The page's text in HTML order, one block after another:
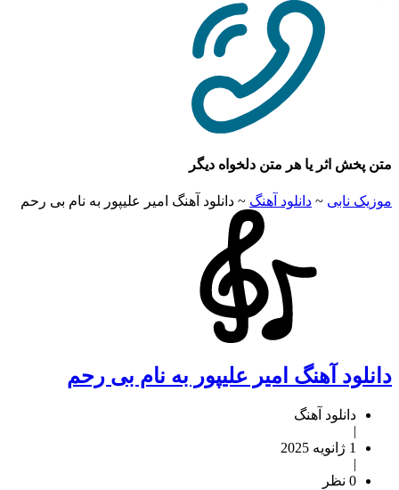
متن پخش اثر یا هر متن دلخواه دیگر
موزیک نابی ~ دانلود آهنگ ~ دانلود آهنگ امیر علیپور به نام بی رحم
دانلود آهنگ امیر علیپور به نام بی رحم
دانلود آهنگ
|
1 ژانویه 2025
|
0 نظر